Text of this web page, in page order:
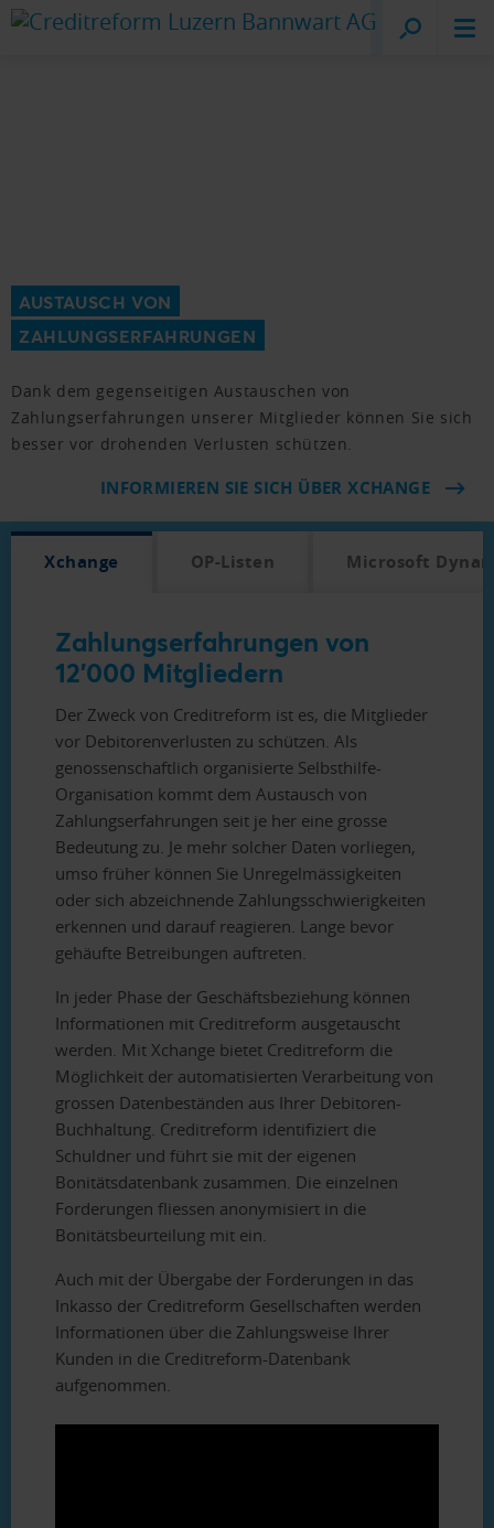
Creditreform
Luzern
AUSTAUSCH VON
ZAHLUNGSERFAHRUNGEN
Dank dem gegenseitigen Austauschen von
Zahlungserfahrungen unserer Mitglieder können Sie sich
besser vor drohenden Verlusten schützen.
INFORMIEREN SIE SICH ÜBER XCHANGE
Xchange OP-Listen Microsoft
Zahlungserfahrungen von
12'000 Mitgliedern
Der Zweck von Creditreform ist es, die Mitglieder
vor Debitorenverlusten zu schützen. Als
genossenschaftlich organisierte Selbsthilfe-
Organisation kommt dem Austausch von
Zahlungserfahrungen seit je her eine grosse
Bedeutung zu. Je mehr solcher Daten vorliegen,
umso früher können Sie Unregelmässigkeiten
oder sich abzeichnende Zahlungsschwierigkeiten
erkennen und darauf reagieren. Lange bevor
gehäufte Betreibungen auftreten.
In jeder Phase der Geschäftsbeziehung können
Informationen mit Creditreform ausgetauscht
werden. Mit Xchange bietet Creditreform die
Möglichkeit der automatisierten Verarbeitung von
grossen Datenbeständen aus Ihrer Debitoren-
Buchhaltung. Creditreform identifiziert die
Schuldner und führt sie mit der eigenen
Bonitätsdatenbank zusammen. Die einzelnen
Forderungen fliessen anonymisiert in die
Bonitätsbeurteilung mit ein.
Auch mit der Übergabe der Forderungen in das
Inkasso der Creditreform Gesellschaften werden
Informationen über die Zahlungsweise Ihrer
Kunden in die Creditreform-Datenbank
aufgenommen.